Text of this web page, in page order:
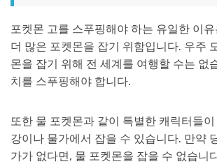
포켓몬 고를 스푸핑해야 하는 유일한 이
더 많은 포켓몬을 잡기 위함입니다. 우주
몬을 잡기 위해 전 세계를 여행할 수는 없
치를 스푸핑해야 합니다.
또한 물 포켓몬과 같이 특별한 캐릭터들
강이나 물가에서 잡을 수 있습니다. 만약
가가 없다면, 물 포켓몬을 잡을 수 없습니